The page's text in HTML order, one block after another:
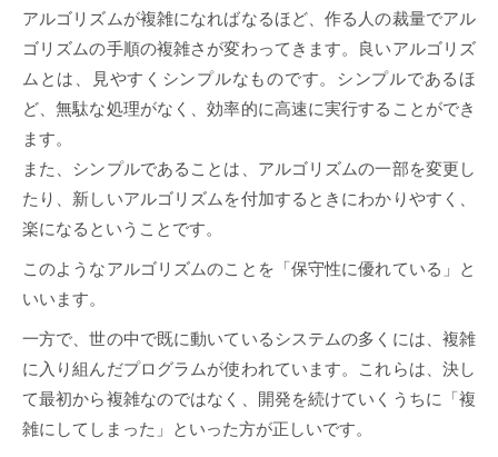
アルゴリズムが複雑になればなるほど、作る人の裁量でアル
ゴリズムの手順の複雑さが変わってきます。良いアルゴリズ
ムとは、見やすくシンプルなものです。シンプルであるほ
ど、無駄な処理がなく、効率的に高速に実行することができ
ます。
また、シンプルであることは、アルゴリズムの一部を変更し
たり、新しいアルゴリズムを付加するときにわかりやすく、
楽になるということです。
このようなアルゴリズムのことを「保守性に優れている」と
いいます。
一方で、世の中で既に動いているシステムの多くには、複雑
に入り組んだプログラムが使われています。これらは、決し
て最初から複雑なのではなく、開発を続けていくうちに「複
雑にしてしまった」といった方が正しいです。